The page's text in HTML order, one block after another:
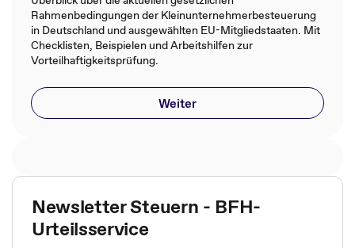
Rahmenbedingungen der Kleinunternehmerbesteuerung
in Deutschland und ausgewählten EU-Mitgliedstaaten. Mit
Checklisten, Beispielen und Arbeitshilfen zur
Vorteilhaftigkeitsprüfung.
Weiter
Newsletter Steuern - BFH-
Urteilsservice